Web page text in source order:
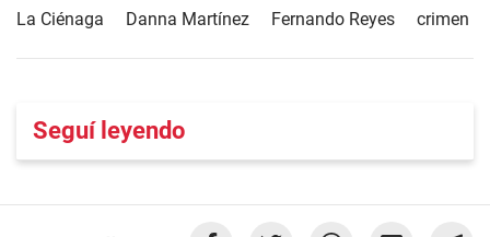
La Ciénaga
Danna Martínez Fernando Reyes crimen
Seguí leyendo